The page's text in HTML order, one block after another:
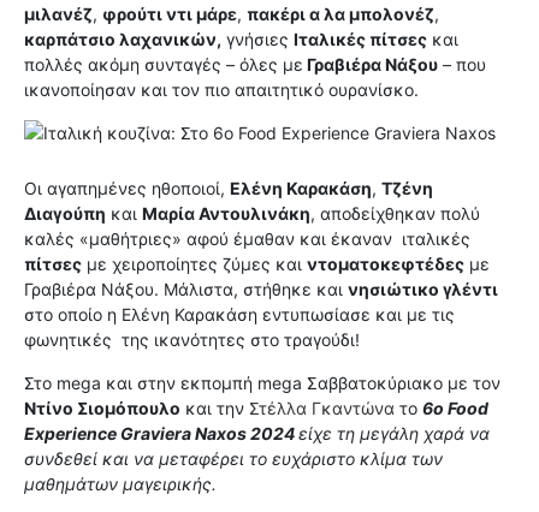
μιλανέζ, φρούτι ντι μάρε, πακέρι α λα μπολονέζ,
καρπάτσιο λαχανικών, γνήσιες Ιταλικές πίτσες και
πολλές ακόμη συνταγές – όλες με Γραβιέρα Νάξου – που
ικανοποίησαν και τον πιο απαιτητικό ουρανίσκο.
Οι αγαπημένες ηθοποιοί, Ελένη Καρακάση, Τζένη
Διαγούπη και Μαρία Αντουλινάκη, αποδείχθηκαν πολύ
καλές «μαθήτριες» αφού έμαθαν και έκαναν ιταλικές
πίτσες με χειροποίητες ζύμες και ντοματοκεφτέδες με
Γραβιέρα Νάξου. Μάλιστα, στήθηκε και νησιώτικο γλέντι
στο οποίο η Ελένη Καρακάση εντυπωσίασε και με τις
φωνητικές της ικανότητες στο τραγούδι!
Στο mega και στην εκπομπή mega Σαββατοκύριακο με τον
Ντίνο Σιομόπουλο και την Στέλλα Γκαντώνα το 6ο Food
Experience Graviera Naxos 2024είχε τη μεγάλη χαρά να
συνδεθεί και να μεταφέρει το ευχάριστο κλίμα των
μαθημάτων μαγειρικής.